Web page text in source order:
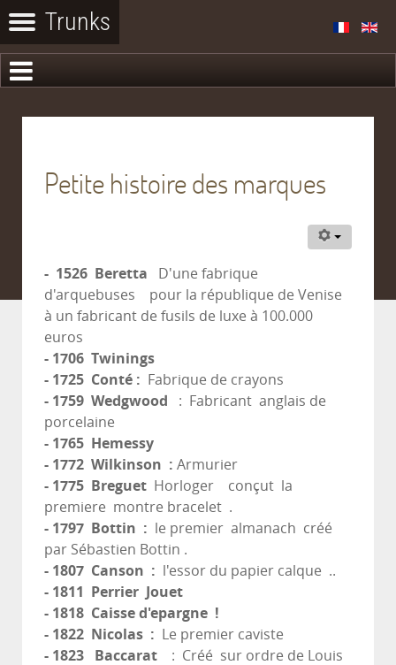
Petite histoire des marques
- 1526 Beretta
D'une fabrique
d'arquebuses pour la république de Venise
à un fabricant de fusils de luxe à 100.000
euros
- 1706 Twinings
- 1725 Conté : Fabrique de crayons
- 1759 Wedgwood
: Fabricant anglais de
porcelaine
- 1765 Hemessy
- 1772 Wilkinson : Armurier
- 1775 Breguet Horloger conçut la
premiere montre bracelet .
- 1797 Bottin : le premier almanach créé
par Sébastien Bottin .
- 1807 Canson : l'essor du papier calque ..
- 1811 Perrier Jouet
- 1818 Caisse d'epargne !
- 1822 Nicolas : Le premier caviste
- 1823 Baccarat : Créé sur ordre de Louis